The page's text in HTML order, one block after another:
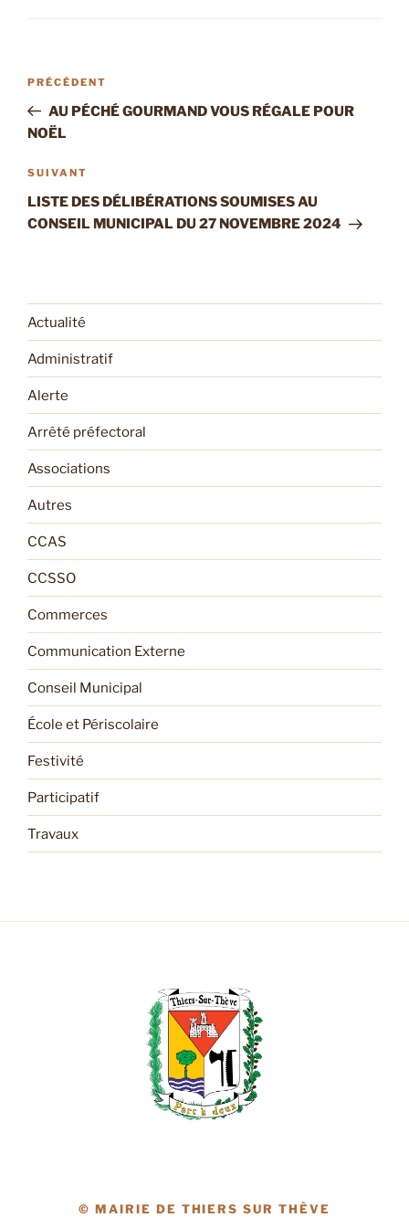
Navigation
l’article
Article
précédent
PRÉCÉDENT
AU PÉCHÉ GOURMAND VOUS RÉGALE POUR
NOËL
Article
suivant
SUIVANT
LISTE DES DÉLIBÉRATIONS SOUMISES AU
CONSEIL MUNICIPAL DU 27 NOVEMBRE 2024
Actualité
Administratif
Alerte
Arrêté préfectoral
Associations
Autres
CCAS
CCSSO
Commerces
Communication Externe
Conseil Municipal
École et Périscolaire
Festivité
Participatif
Travaux
© MAIRIE DE THIERS SUR THÈVE